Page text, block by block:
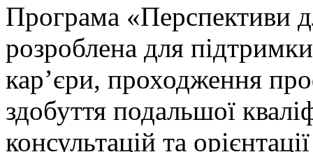
Програма «Перспективи
розроблена для
кар’єри, проходження
здобуття подальшої
консультацій та